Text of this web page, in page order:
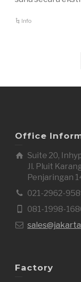
Info
Office
Suite 20,
Jl. Pluit
Penjaringan
021-2962-
081-1998-
Factory